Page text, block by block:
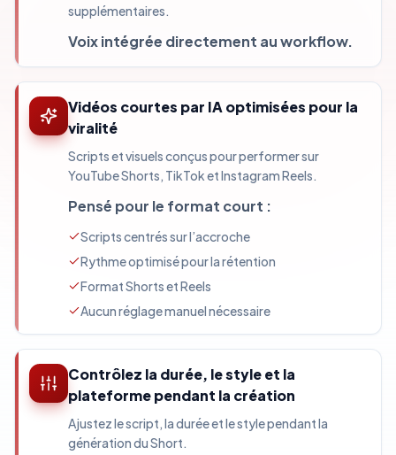
supplémentaires.
Voix intégrée directement au workflow.
Vidéos courtes par IA optimisées pour la
viralité
Scripts et visuels conçus pour performer sur
YouTube Shorts, TikTok et Instagram Reels.
Pensé pour le format court :
Scripts centrés sur l’accroche
Rythme optimisé pour la rétention
Format Shorts et Reels
Aucun réglage manuel nécessaire
Contrôlez la durée, le style et la
plateforme pendant la création
Ajustez le script, la durée et le style pendant la
génération du Short.